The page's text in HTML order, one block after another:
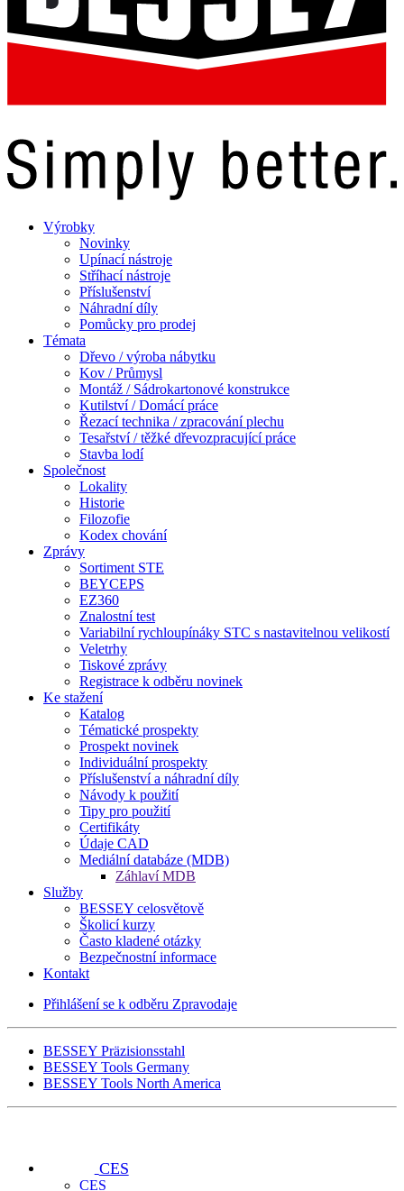
Výrobky
Novinky
Upínací nástroje
Stříhací nástroje
Příslušenství
Náhradní díly
Pomůcky pro prodej
Témata
Dřevo / výroba nábytku
Kov / Průmysl
Montáž / Sádrokartonové konstrukce
Kutilství / Domácí práce
Řezací technika / zpracování plechu
Tesařství / těžké dřevozpracující práce
Stavba lodí
Společnost
Lokality
Historie
Filozofie
Kodex chování
Zprávy
Sortiment STE
BEYCEPS
EZ360
Znalostní test
Variabilní rychloupínáky STC s nastavitelnou velikostí
Veletrhy
Tiskové zprávy
Registrace k odběru novinek
Ke stažení
Katalog
Tématické prospekty
Prospekt novinek
Individuální prospekty
Příslušenství a náhradní díly
Návody k použití
Tipy pro použití
Certifikáty
Údaje CAD
Mediální databáze (MDB)
Záhlaví MDB
Služby
BESSEY celosvětově
Školicí kurzy
Často kladené otázky
Bezpečnostní informace
Kontakt
Přihlášení se k odběru Zpravodaje
BESSEY Präzisionsstahl
BESSEY Tools Germany
BESSEY Tools North America
CES
CES